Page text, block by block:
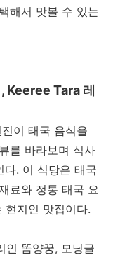
해서 맛볼 수 있는
Keeree Tara 레
이 태국 음식을
를 바라보며 식사
다. 이 식당은 태국
료와 정통 태국 요
현지인 맛집이다.
인 똠양꿍, 모닝글